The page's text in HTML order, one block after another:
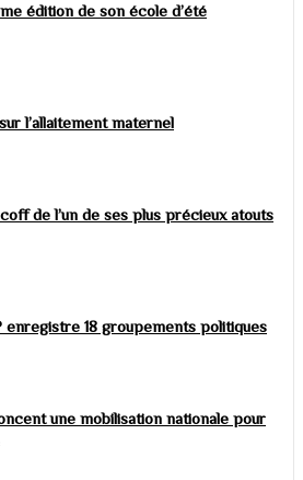
édition de son école d’été
l’allaitement maternel
de l’un de ses plus précieux atouts
enregistre 18 groupements politiques
une mobilisation nationale pour